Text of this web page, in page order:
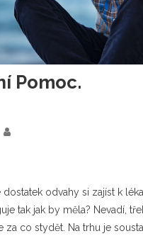
Pomoc.
dostatek odvahy si zajíst k
tak jak by měla? Nevadí,
za co stydět. Na trhu je